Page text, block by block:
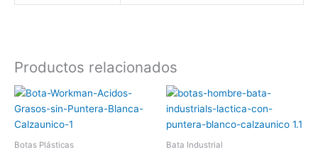
Productos relacionados
Botas Plásticas
Este
producto
múltiplesBata Industrial
tiene